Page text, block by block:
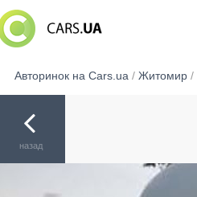
Авторинок на Cars.ua / Житомир/
назад